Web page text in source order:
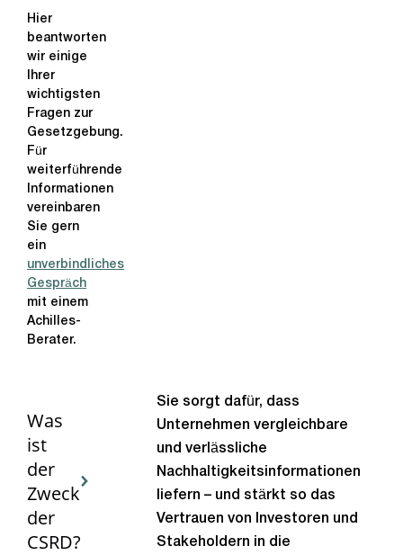
Hier
beantworten
wir einige
Ihrer
wichtigsten
Fragen zur
Gesetzgebung.
Für
weiterführende
Informationen
vereinbaren
Sie gern
ein
unverbindliches
Gespräch
mit einem
Achilles-
Berater.
Was
ist
der
Zweck
der
CSRD?
Sie sorgt dafür, dass
Unternehmen vergleichbare
und verlässliche
Nachhaltigkeitsinformationen
liefern – und stärkt so das
Vertrauen von Investoren und
Stakeholdern in die